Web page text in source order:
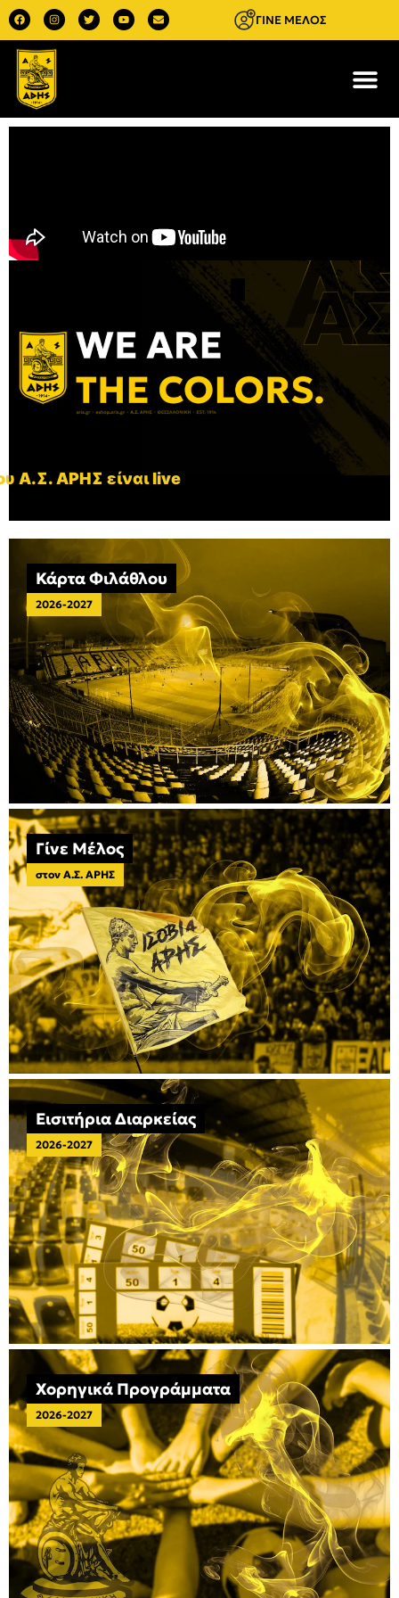
ΓΙΝΕ ΜΕΛΟΣ
Α.Σ. ΑΡΗΣ είναι live
Κάρτα Φιλάθλου
2026-2027
Γίνε Μέλος
στον Α.Σ. ΑΡΗΣ
Εισιτήρια Διαρκείας
2026-2027
Χορηγικά Προγράμματα
2026-2027